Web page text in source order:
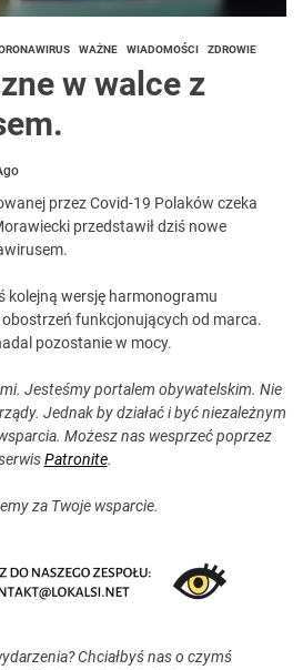
WAŻNE WIADOMOŚCI ZDROWIE
w walce z
przez Covid-19 Polaków czeka
przedstawił dziś nowe
kolejną wersję harmonogramu
funkcjonujących od marca.
pozostanie w mocy.
Jesteśmy portalem obywatelskim. Nie
Jednak by działać i być niezależnym
Możesz nas wesprzeć poprzez
Patronite.
za Twoje wsparcie.
Chciałbyś nas o czymś